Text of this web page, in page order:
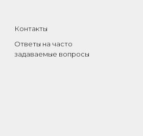
Контакты
Ответы на часто
задаваемые вопросы